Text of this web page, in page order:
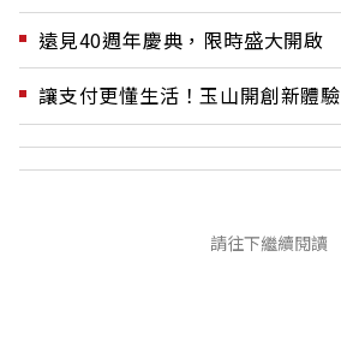
遠見40週年慶典，限時盛大開啟
讓支付更懂生活！玉山開創新體驗
請往下繼續閱讀